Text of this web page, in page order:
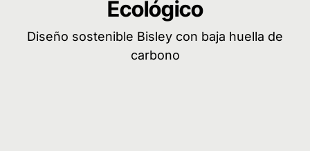
Ecológico
Diseño sostenible Bisley con baja huella de
carbono